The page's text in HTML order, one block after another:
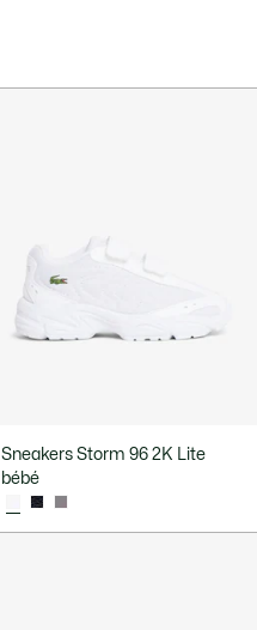
Sneakers Storm 96 2K Lite
bébé